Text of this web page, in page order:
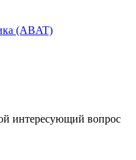
(ABAT)
интересующий вопрос